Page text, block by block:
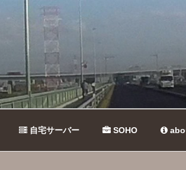
自宅サーバー SOHO